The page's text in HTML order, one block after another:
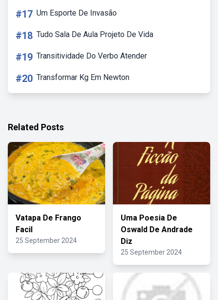
#17 Um Esporte De Invasão
#18 Tudo Sala De Aula Projeto De Vida
#19 Transitividade Do Verbo Atender
#20 Transformar Kg Em Newton
Related Posts
Vatapa De Frango
Facil
25 September 2024
Uma Poesia De
Oswald De Andrade
Diz
25 September 2024